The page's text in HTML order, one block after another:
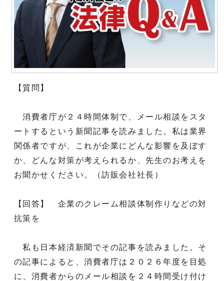
【質問】
消費者庁が２４時間体制で、メール相談をスタ
ートするという新聞記事を読みました。私は業界
関係者ですが、これが企業にどんな影響を及ぼす
か、どんな対策が考えられるか、先生のお考えを
お聞かせください。（訪販会社社長）
【回答】 企業のクレーム相談体制作りなどの対
抗策を
私も日本経済新聞でその記事を読みました。そ
の記事によると、消費者庁は２０２６年度を目処
に、消費者からのメール相談を２４時間受け付け